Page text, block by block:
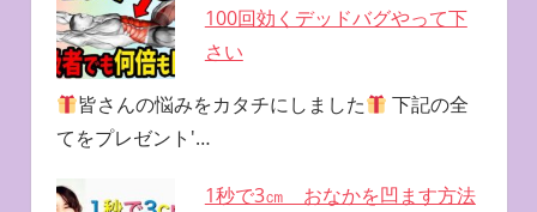
100回効くデッドバグやって下
さい
皆さんの悩みをカタチにしました
下記の全
てをプレゼント'…
1秒で3㎝ おなかを凹ます方法